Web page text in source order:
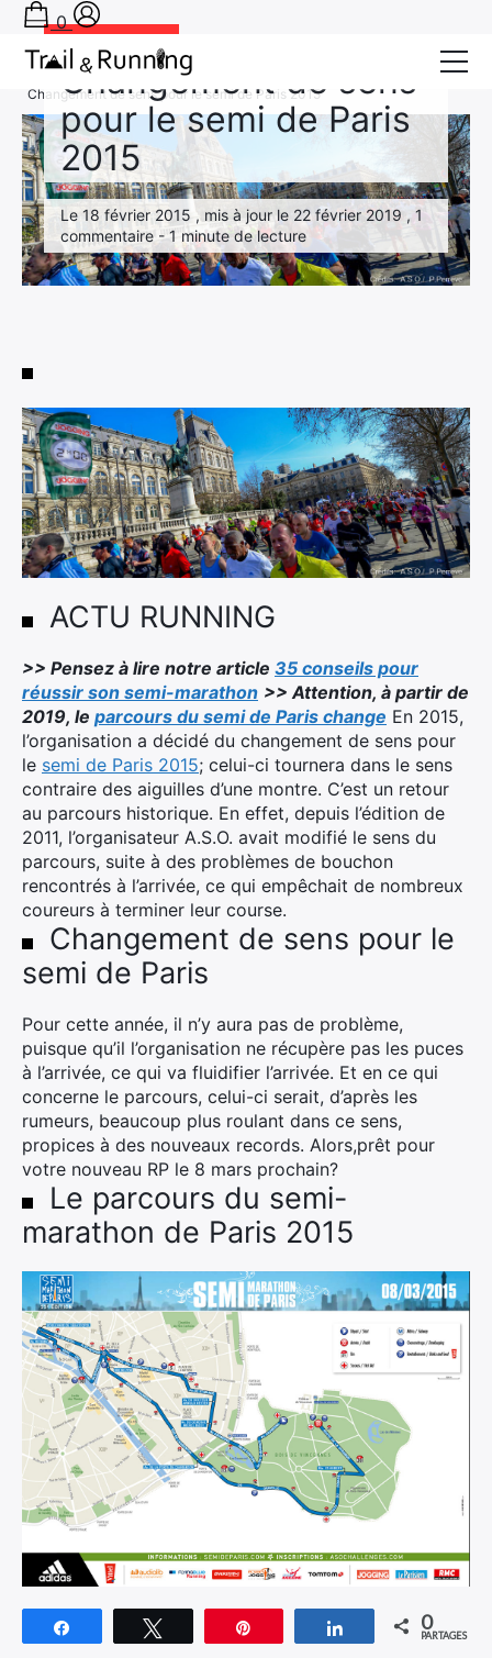
Actu Running
Changement de sens
pour le semi de Paris
2015
Le 18 février 2015 , mis à jour le 22 février 2019 , 1
commentaire - 1 minute de lecture
Actu Running
Changement de sens pour le semi de Paris 2015
ACTU RUNNING
>> Pensez à lire notre article 35 conseils pour
réussir son semi-marathon >> Attention, à partir de
2019, le parcours du semi de Paris change En 2015,
l’organisation a décidé du changement de sens pour
le semi de Paris 2015; celui-ci tournera dans le sens
contraire des aiguilles d’une montre. C’est un retour
au parcours historique. En effet, depuis l’édition de
2011, l’organisateur A.S.O. avait modifié le sens du
parcours, suite à des problèmes de bouchon
rencontrés à l’arrivée, ce qui empêchait de nombreux
coureurs à terminer leur course.
Changement de sens pour le
semi de Paris
Pour cette année, il n’y aura pas de problème,
puisque qu’il l’organisation ne récupère pas les puces
à l’arrivée, ce qui va fluidifier l’arrivée. Et en ce qui
concerne le parcours, celui-ci serait, d’après les
rumeurs, beaucoup plus roulant dans ce sens,
propices à des nouveaux records. Alors,prêt pour
votre nouveau RP le 8 mars prochain?
Le parcours du semi-
marathon de Paris 2015
Partagez Tweetez Partagez 0
PARTAGES
0
Conseils
Récits de course
Ultra Trail de Mon Jardin
Grand Tour du Bassin d’Arcachon
Tests
Bons plans